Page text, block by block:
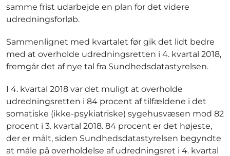
samme frist udarbejde en plan for det videre
udredningsforløb.
Sammenlignet med kvartalet før gik det lidt bedre
med at overholde udredningsretten i 4. kvartal 2018,
fremgår det af nye tal fra Sundhedsdatastyrelsen.
I 4. kvartal 2018 var det muligt at overholde
udredningsretten i 84 procent af tilfældene i det
somatiske (ikke-psykiatriske) sygehusvæsen mod 82
procent i 3. kvartal 2018. 84 procent er det højeste,
der er målt, siden Sundhedsdatastyrelsen begyndte
at måle på overholdelse af udredningsret i 4. kvartal